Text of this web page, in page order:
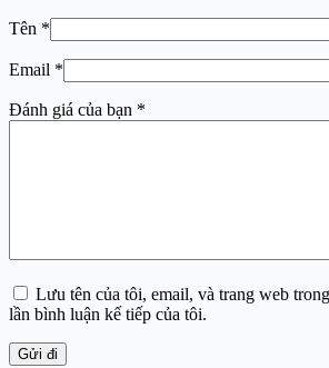
Tên *
Email *
Đánh giá của bạn *
Lưu tên của tôi, email, và trang web
lần bình luận kế tiếp của tôi.
Gửi đi